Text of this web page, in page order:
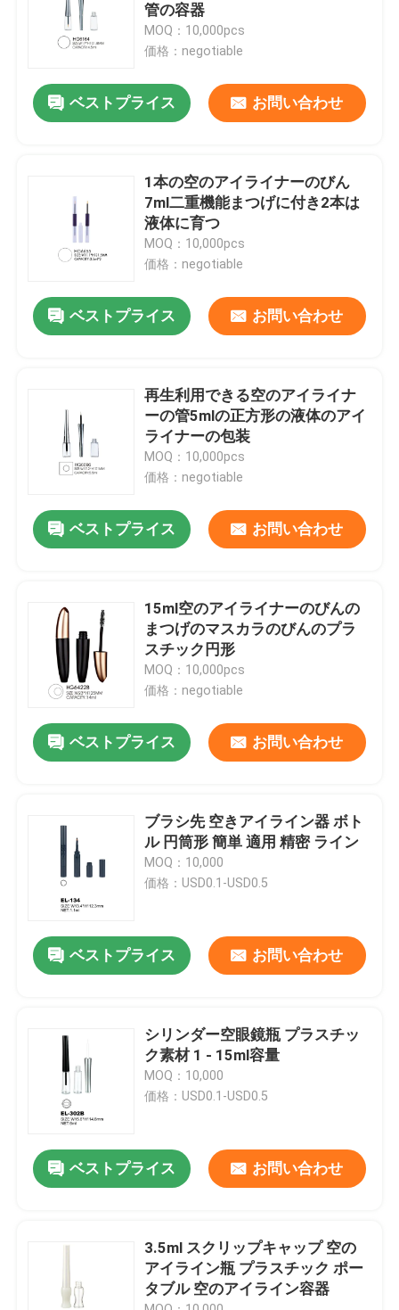
製品
企業情報
会社案内
お問い合わせ
見積依頼
化粧品の空気のないびん
化粧品のローションのびん
化粧品のクリーム色の瓶
管の容器
MOQ：10,000pcs
価格：negotiable
ベストプライス お問い合わせ
1本の空のアイライナーのびん
7ml二重機能まつげに付き2本は
液体に育つ
MOQ：10,000pcs
価格：negotiable
ベストプライス お問い合わせ
再生利用できる空のアイライナ
ーの管5mlの正方形の液体のアイ
ライナーの包装
MOQ：10,000pcs
価格：negotiable
ベストプライス お問い合わせ
15ml空のアイライナーのびんの
まつげのマスカラのびんのプラ
スチック円形
MOQ：10,000pcs
価格：negotiable
ベストプライス お問い合わせ
ブラシ先 空きアイライン器 ボト
ル 円筒形 簡単 適用 精密 ライン
MOQ：10,000
価格：USD0.1-USD0.5
ベストプライス お問い合わせ
シリンダー空眼鏡瓶 プラスチッ
ク素材 1 - 15ml容量
MOQ：10,000
価格：USD0.1-USD0.5
ベストプライス お問い合わせ
3.5ml スクリップキャップ 空の
アイライン瓶 プラスチック ポー
タブル 空のアイライン容器